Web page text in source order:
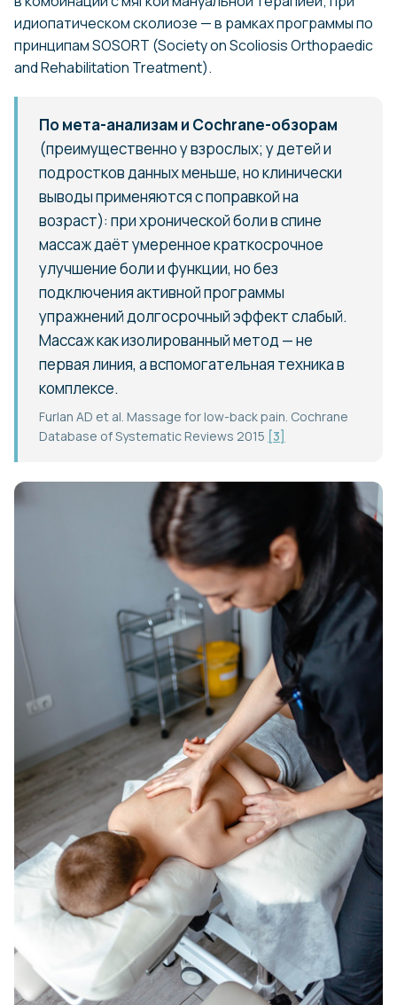
идиопатическом сколиозе — в рамках программы по
принципам SOSORT (Society on Scoliosis Orthopaedic
and Rehabilitation Treatment).
По мета-анализам и Cochrane-обзорам
(преимущественно у взрослых; у детей и
подростков данных меньше, но клинически
выводы применяются с поправкой на
возраст): при хронической боли в спине
массаж даёт умеренное краткосрочное
улучшение боли и функции, но без
подключения активной программы
упражнений долгосрочный эффект слабый.
Массаж как изолированный метод — не
первая линия, а вспомогательная техника в
комплексе.
Furlan AD et al. Massage for low-back pain. Cochrane
Database of Systematic Reviews 2015 [3]